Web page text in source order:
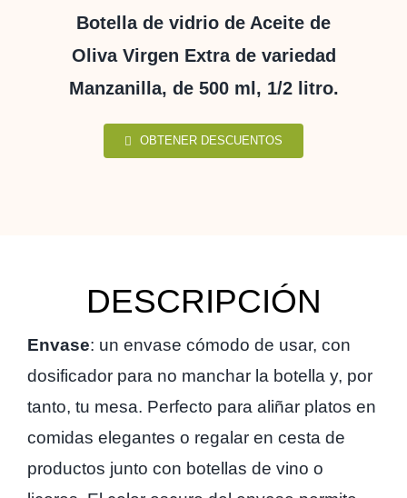
Botella de vidrio de Aceite de
Oliva Virgen Extra de variedad
Manzanilla, de 500 ml, 1/2 litro.
OBTENER DESCUENTOS
DESCRIPCIÓN
Envase: un envase cómodo de usar, con
dosificador para no manchar la botella y, por
tanto, tu mesa. Perfecto para aliñar platos en
comidas elegantes o regalar en cesta de
productos junto con botellas de vino o